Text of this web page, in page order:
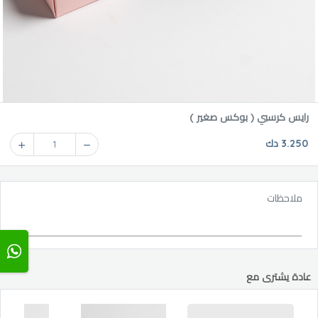
رايس كرسبي ( بوكس صغير )
3.250 دك 1
ملاحظات
عادة يشترى مع